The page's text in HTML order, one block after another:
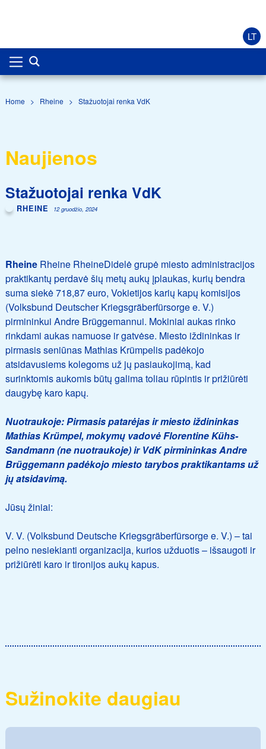
LT
Home > Rheine > Stažuotojai renka VdK
Naujienos
Stažuotojai renka VdK
RHEINE 12 gruodžio, 2024
RheineRheine RheineDidelė grupė miesto administracijos
praktikantų perdavė šių metų aukų įplaukas, kurių bendra
suma siekė 718,87 euro, Vokietijos karių kapų komisijos
(Volksbund Deutscher Kriegsgräberfürsorge e. V.)
pirmininkui Andre Brüggemannui. Mokiniai aukas rinko
rinkdami aukas namuose ir gatvėse. Miesto iždininkas ir
pirmasis seniūnas Mathias Krümpelis padėkojo
atsidavusiems kolegoms už jų pasiaukojimą, kad
surinktomis aukomis būtų galima toliau rūpintis ir prižiūrėti
daugybę karo kapų.
Nuotraukoje:Pirmasis patarėjas ir miesto iždininkas
Mathias Krümpel, mokymų vadovė Florentine Kühs-
Sandmann (ne nuotraukoje) ir VdK pirmininkas Andre
Brüggemann padėkojo miesto tarybos praktikantams už
jų atsidavimą.
Jūsų žiniai:
V. V. (Volksbund Deutsche Kriegsgräberfürsorge e. V.) – tai
pelno nesiekianti organizacija, kurios užduotis – išsaugoti ir
prižiūrėti karo ir tironijos aukų kapus.
Sužinokite daugiau